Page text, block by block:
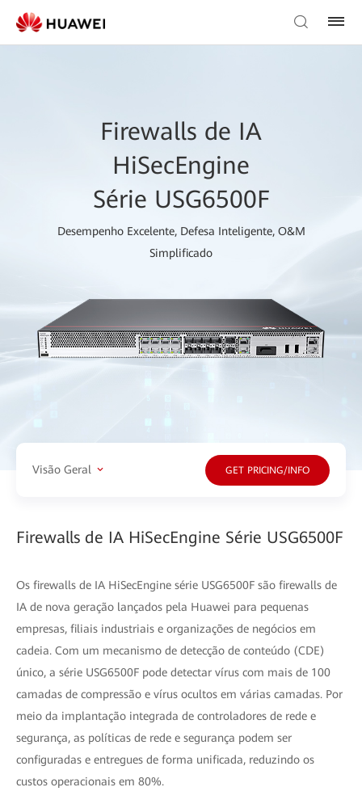
Firewalls de IA
HiSecEngine
Série USG6500F
Desempenho Excelente, Defesa Inteligente, O&M
Simplificado
Visão Geral GET PRICING/INFO
Firewalls de IA HiSecEngine Série USG6500F
Os firewalls de IA HiSecEngine série USG6500F são firewalls de
IA de nova geração lançados pela Huawei para pequenas
empresas, filiais industriais e organizações de negócios em
cadeia. Com um mecanismo de detecção de conteúdo (CDE)
único, a série USG6500F pode detectar vírus com mais de 100
camadas de compressão e vírus ocultos em várias camadas. Por
meio da implantação integrada de controladores de rede e
segurança, as políticas de rede e segurança podem ser
configuradas e entregues de forma unificada, reduzindo os
custos operacionais em 80%.